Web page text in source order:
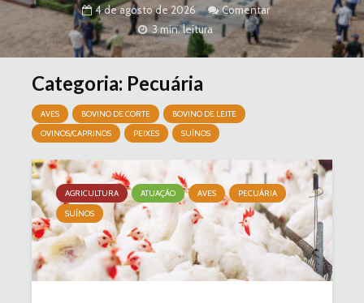
4 de agosto de 2026
Comentar
3 min. leitura
Categoria: Pecuária
AVES BOVINO DE CORTE
BOVINO DE LEITE
OVINOS/CAPRINOS
PEIXES SUÍNOS
AGRICULTURA ATUAÇÃO AVES
PECUÁRIA
SUÍNOS